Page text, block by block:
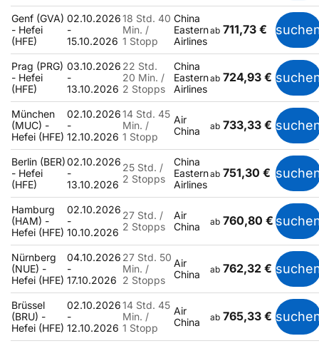
Genf (GVA)
- Hefei
(HFE)
02.10.2026
-
15.10.2026
18 Std. 40
Min. /
1 Stopp
China
Eastern
Airlines
ab 711,73 €
Prag (PRG)
- Hefei
(HFE)
03.10.2026
-
13.10.2026
22 Std.
20 Min. /
2 Stopps
China
Eastern
Airlines
ab 724,93 €
München
(MUC) -
Hefei (HFE)
02.10.2026
-
12.10.2026
14 Std. 45
Min. /
1 Stopp
Air
China
ab 733,33 €
Berlin (BER)
- Hefei
(HFE)
02.10.2026
-
13.10.2026
25 Std. /
2 Stopps
China
Eastern
Airlines
ab 751,30 €
Hamburg
(HAM) -
Hefei (HFE)
02.10.2026
-
10.10.2026
27 Std. /
2 Stopps
Air
China
ab 760,80 €
Nürnberg
(NUE) -
Hefei (HFE)
04.10.2026
-
17.10.2026
27 Std. 50
Min. /
2 Stopps
Air
China
ab 762,32 €
Brüssel
(BRU) -
Hefei (HFE)
02.10.2026
-
12.10.2026
14 Std. 45
Min. /
1 Stopp
Air
China
ab 765,33 €